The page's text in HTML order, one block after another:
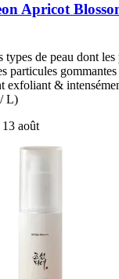
Apricot
types de peau dont les
particules gommantes
exfoliant &
L)
août